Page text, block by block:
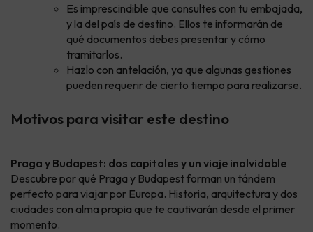
Es imprescindible que consultes con tu embajada,
y la del país de destino. Ellos te informarán de
qué documentos debes presentar y cómo
tramitarlos.
Hazlo con antelación, ya que algunas gestiones
pueden requerir de cierto tiempo para realizarse.
Motivos para visitar este destino
Praga y Budapest: dos capitales y un viaje inolvidable
Descubre por qué Praga y Budapest forman un tándem
perfecto para viajar por Europa. Historia, arquitectura y dos
ciudades con alma propia que te cautivarán desde el primer
momento.